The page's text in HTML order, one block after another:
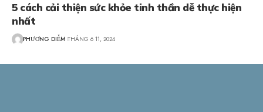
5 cách cải thiện sức khỏe tinh thần dễ thực hiện
nhất
PHƯƠNG DIỄM THÁNG 6 11, 2024